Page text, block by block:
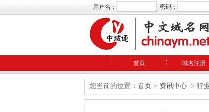
用户名： 密码：
首页 域名注册
您当前的位置： 首页 > 资讯中心 > 行